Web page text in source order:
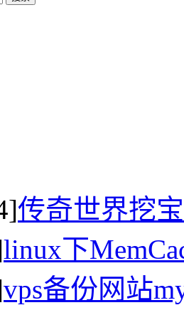
传奇世界挖
linux下
vps备份网站